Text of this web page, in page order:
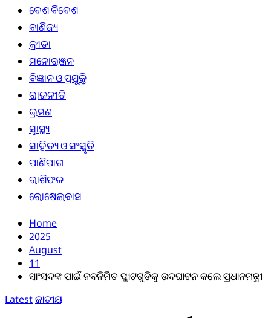
ଦେଶ ବିଦେଶ
ବାଣିଜ୍ୟ
କ୍ରୀଡା
ମନୋରଞ୍ଜନ
ବିଜ୍ଞାନ ଓ ପ୍ରଯୁକ୍ତି
ରାଜନୀତି
ଭ୍ରମଣ
ସ୍ୱାସ୍ଥ୍ୟ
ସାହିତ୍ୟ ଓ ସଂସ୍କୃତି
ପାଣିପାଗ
ରାଶିଫଳ
ରୋଷେଇବାସ
Home
2025
August
11
ସାଂସଦଙ୍କ ପାଇଁ ନବନିର୍ମିତ ଫ୍ଲାଟଗୁଡିକୁ ଉଦଘାଟନ କଲେ ପ୍ରଧାନମନ୍ତ୍ରୀ
Latestଜାତୀୟ